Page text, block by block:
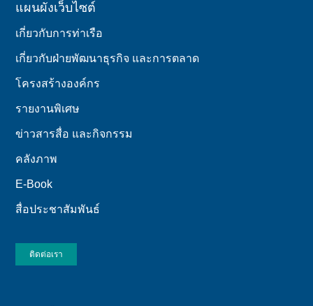
แผนผังเว็บไซต์
เกี่ยวกับการท่าเรือ
เกี่ยวกับฝ่ายพัฒนาธุรกิจ และการตลาด
โครงสร้างองค์กร
รายงานพิเศษ
ข่าวสารสื่อ และกิจกรรม
คลังภาพ
E-Book
สื่อประชาสัมพันธ์
ติดต่อเรา